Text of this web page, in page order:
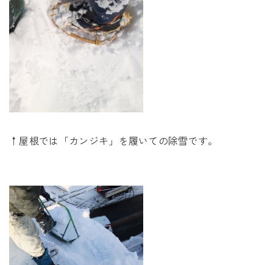
↑屋根では「カンジキ」を履いての除雪です。